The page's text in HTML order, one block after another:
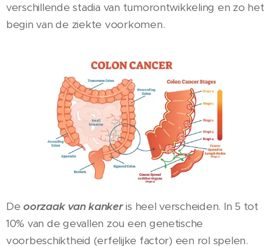
verschillende stadia van tumorontwikkeling en zo het
begin van de ziekte voorkomen.
Deoorzaak van kankeris heel verscheiden. In 5 tot
10% van de gevallen zou een genetische
voorbeschiktheid (erfelijke factor) een rol spelen.